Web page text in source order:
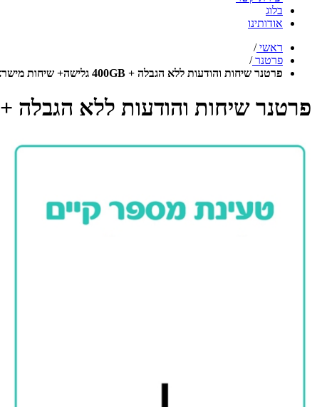
בלוג
אודותינו
ראשי /
פרטנר /
פרטנר שיחות והודעות ללא הגבלה + 400GB גלישה+ שיחות מישראל לחו"ל
פרטנר שיחות והודעות ללא הגבלה + 400GB גלישה+ שיחות מישראל לחו"ל